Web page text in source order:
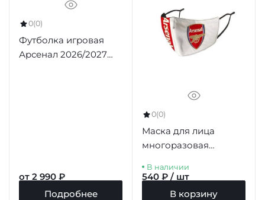
0(0)
Футболка игровая
Арсенал 2026/2027
от 2 990 ₽
Подробнее
0(0)
Маска для лица
многоразовая
В наличии
540 ₽ / шт
В корзину